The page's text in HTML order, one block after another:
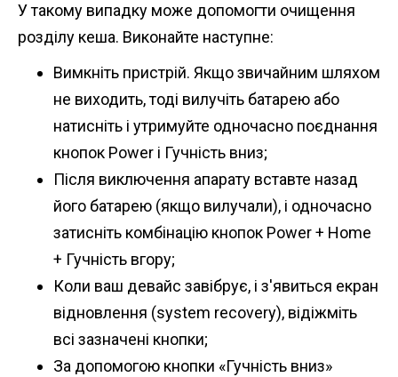
У такому випадку може допомогти очищення
розділу кеша. Виконайте наступне:
Вимкніть пристрій. Якщо звичайним шляхом
не виходить, тоді вилучіть батарею або
натисніть і утримуйте одночасно поєднання
кнопок Power і Гучність вниз;
Після виключення апарату вставте назад
його батарею (якщо вилучали), і одночасно
затисніть комбінацію кнопок Power + Home
+ Гучність вгору;
Коли ваш девайс завібрує, і з'явиться екран
відновлення (system recovery), відіжміть
всі зазначені кнопки;
За допомогою кнопки «Гучність вниз»